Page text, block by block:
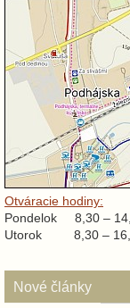
Otváracie hodiny:
Pondelok 8,30 –
Utorok 8,30 –
Nové články